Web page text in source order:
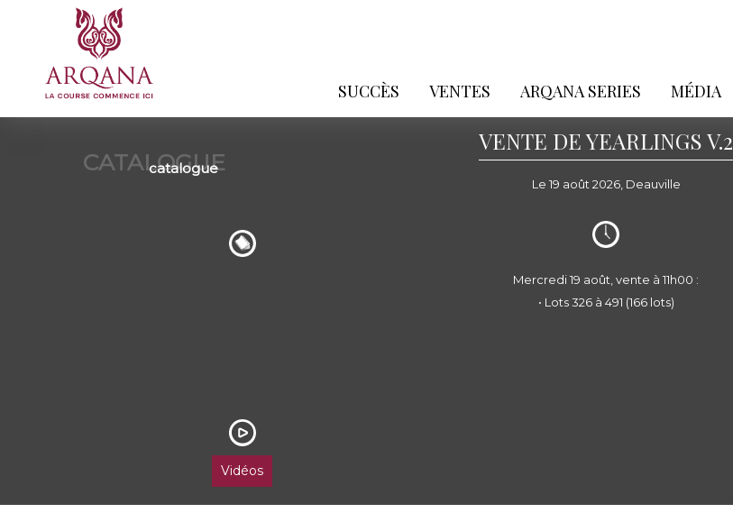
SUCCÈS VENTES ARQANA SERIES MÉDIA
CATALOGUE
catalogue
VENTE DE YEARLINGS V.2
Le 19 août 2026, Deauville
Vidéos
Mercredi 19 août, vente à 11h00 :
• Lots 326 à 491 (166 lots)